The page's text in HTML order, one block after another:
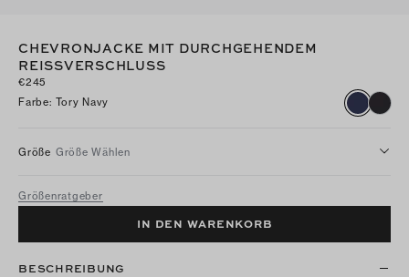
CHEVRONJACKE MIT DURCHGEHENDEM
REISSVERSCHLUSS
€245
Farbe: Tory Navy
Größe Größe Wählen
Größenratgeber
IN DEN WARENKORB
BESCHREIBUNG